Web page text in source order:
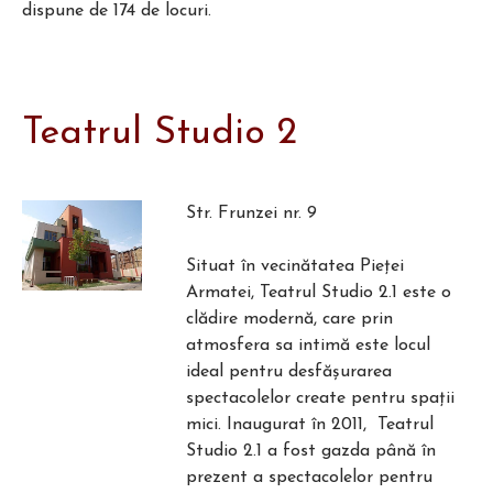
dispune de 174 de locuri.
Teatrul Studio 2
Str. Frunzei nr. 9
Situat în vecinătatea Pieței
Armatei, Teatrul Studio 2.1 este o
clădire modernă, care prin
atmosfera sa intimă este locul
ideal pentru desfășurarea
spectacolelor create pentru spații
mici. Inaugurat în 2011, Teatrul
Studio 2.1 a fost gazda până în
prezent a spectacolelor pentru